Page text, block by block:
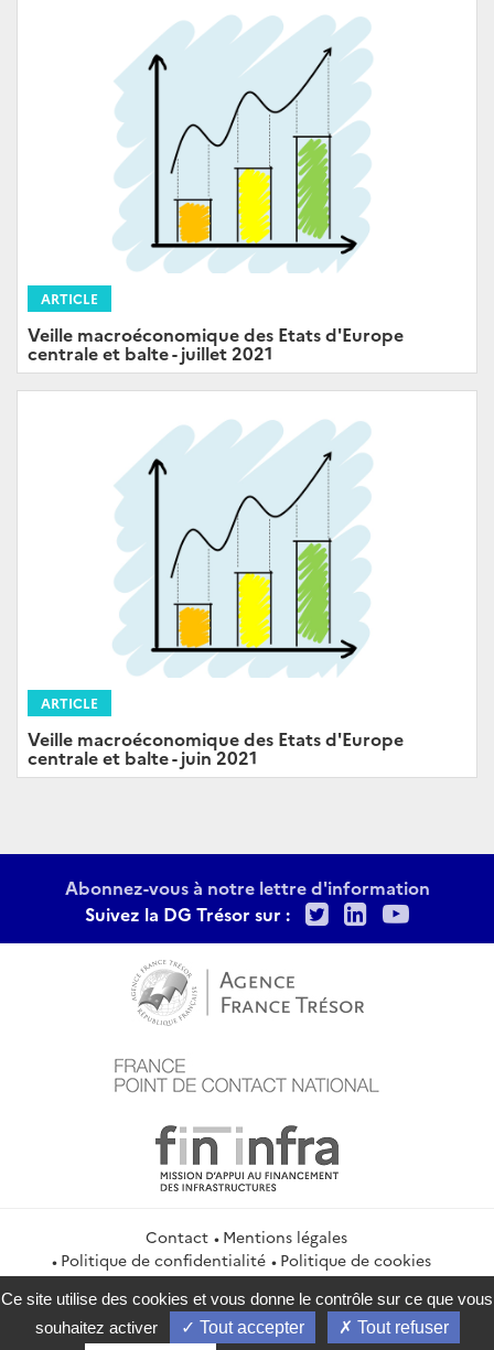
ARTICLE
Veille macroéconomique des Etats d'Europe
centrale et balte - juillet 2021
ARTICLE
Veille macroéconomique des Etats d'Europe
centrale et balte - juin 2021
Abonnez-vous à notre lettre d'information
Suivez la DG Trésor sur :
TwitterLinkedIn
Contact
Mentions légales
Politique de confidentialité
Politique de cookies
Gestion des cookies
Flux RSS
service-public.gouv.fr
legifrance.gouv.fr
info.gouv.fr
Ce site utilise des cookies et vous donne le contrôle sur ce que vous
souhaitez activer
Tout accepter Tout refuser